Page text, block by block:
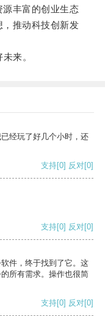
丰富的创业生态
推动科技创新发
来。
经玩了好几个小时，还
支持[0] 反对[0]
支持[0] 反对[0]
件，终于找到了它。这
所有需求。操作也很简
支持[0] 反对[0]